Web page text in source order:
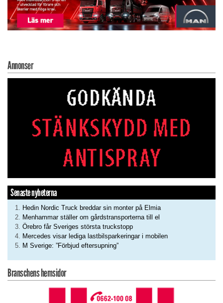
Annonser
Senaste nyheterna
Hedin Nordic Truck breddar sin monter på Elmia
Menhammar ställer om gårdstransporterna till el
Örebro får Sveriges största truckstopp
Mercedes visar lediga lastbilsparkeringar i mobilen
M Sverige: ”Förbjud eftersupning”
Branschens hemsidor